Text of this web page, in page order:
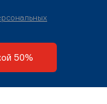
50%